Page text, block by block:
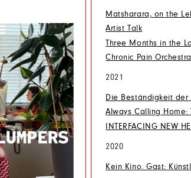
Matsharara, on the
Artist Talk
Three Months in the
Chronic Pain Orchestra
2021
Die Beständigkeit der
Always Calling Home:
INTERFACING NEW
2020
Kein Kino. Gast: